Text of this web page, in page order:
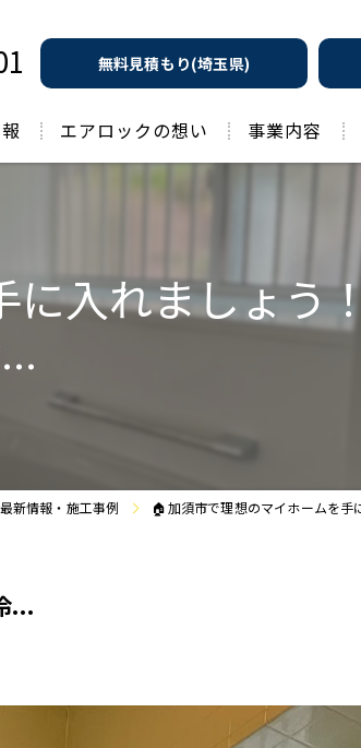
無料見積もり(埼玉県)
エアロックの想い 事業内容
入れましょう
最新情報・施工事例 🏠加須市で理想のマイホームを手
...